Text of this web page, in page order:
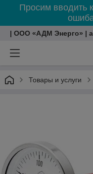
Просим вводить
| ООО «АДМ Энерго» |
Товары и услуги